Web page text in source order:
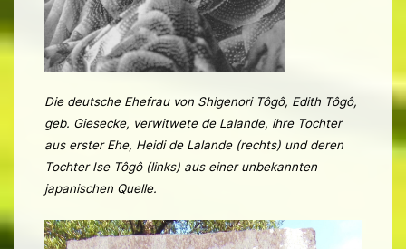
Die deutsche Ehefrau von Shigenori Tôgô, Edith Tôgô,
geb. Giesecke, verwitwete de Lalande, ihre Tochter
aus erster Ehe, Heidi de Lalande (rechts) und deren
Tochter Ise Tôgô (links) aus einer unbekannten
japanischen Quelle.